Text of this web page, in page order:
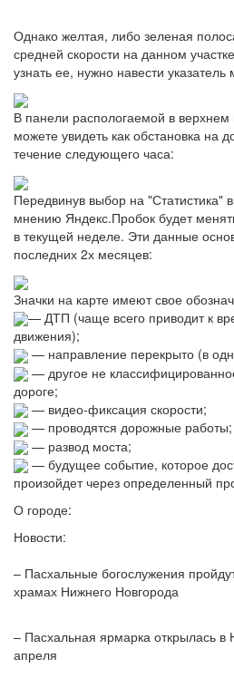
Однако желтая, либо зеленая
средней скорости на данном
узнать ее, нужно навести
В панели распологаемой в верхнем
можете увидеть как обстановка на
течение следующего часа:
Передвинув выбор на "Статистика"
мнению Яндекс.Пробок будет
в текущей неделе. Эти данные
последних 2х месяцев:
Значки на карте имеют свое
— ДТП (чаще всего приводит к
движения);
— направление перекрыто (в
— другое не
дороге;
— видео-фиксация скорости;
— проводятся дорожные работы;
— развод моста;
— будущее событие, которое
произойдет через определенный
О городе:
Новости:
– Пасхальные богослужения
храмах Нижнего Новгорода
– Пасхальная ярмарка открылась
апреля